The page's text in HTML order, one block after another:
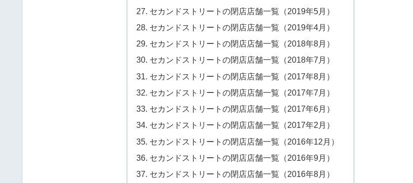
セカンドストリートの閉店店舗一覧（2019年5月）
セカンドストリートの閉店店舗一覧（2019年4月）
セカンドストリートの閉店店舗一覧（2018年8月）
セカンドストリートの閉店店舗一覧（2018年7月）
セカンドストリートの閉店店舗一覧（2017年8月）
セカンドストリートの閉店店舗一覧（2017年7月）
セカンドストリートの閉店店舗一覧（2017年6月）
セカンドストリートの閉店店舗一覧（2017年2月）
セカンドストリートの閉店店舗一覧（2016年12月）
セカンドストリートの閉店店舗一覧（2016年9月）
セカンドストリートの閉店店舗一覧（2016年8月）